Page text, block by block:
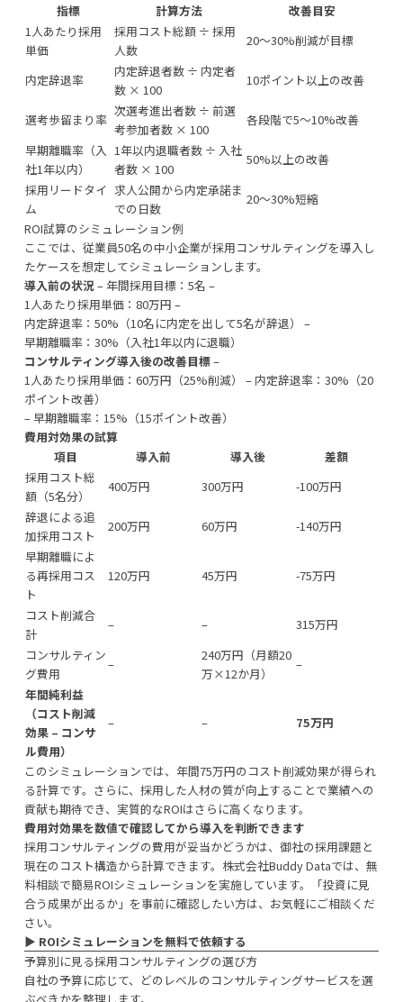
指標
計算方法
改善目安
1人あたり採用
単価
採用コスト総額 ÷ 採用
人数
20〜30%削減が目標
内定辞退率
内定辞退者数 ÷ 内定者
数 × 100
10ポイント以上の改善
選考歩留まり率
次選考進出者数 ÷ 前選
考参加者数 × 100
各段階で5〜10%改善
早期離職率（入
社1年以内）
1年以内退職者数 ÷ 入社
者数 × 100
50%以上の改善
採用リードタイ
ム
求人公開から内定承諾ま
での日数
20〜30%短縮
ROI試算のシミュレーション例
ここでは、従業員50名の中小企業が採用コンサルティングを導入し
たケースを想定してシミュレーションします。
導入前の状況– 年間採用目標：5名 –
1人あたり採用単価：80万円 –
内定辞退率：50%（10名に内定を出して5名が辞退） –
早期離職率：30%（入社1年以内に退職）
コンサルティング導入後の改善目標–
1人あたり採用単価：60万円（25%削減） – 内定辞退率：30%（20
ポイント改善）
– 早期離職率：15%（15ポイント改善）
費用対効果の試算
項目
導入前 導入後
差額
採用コスト総
額（5名分）
400万円 300万円
-100万円
辞退による追
加採用コスト
200万円 60万円
-140万円
早期離職によ
る再採用コス
ト
120万円 45万円 -75万円
コスト削減合
計
– –
315万円
コンサルティン
グ費用
–
240万円（月額20
万×12か月）
–
年間純利益
（コスト削減
効果 – コンサ
ル費用）
– – 75万円
このシミュレーションでは、年間75万円のコスト削減効果が得られ
る計算です。さらに、採用した人材の質が向上することで業績への
貢献も期待でき、実質的なROIはさらに高くなります。
費用対効果を数値で確認してから導入を判断できます
採用コンサルティングの費用が妥当かどうかは、御社の採用課題と
現在のコスト構造から計算できます。株式会社Buddy Dataでは、無
料相談で簡易ROIシミュレーションを実施しています。「投資に見
合う成果が出るか」を事前に確認したい方は、お気軽にご相談くだ
さい。
▶︎ ROIシミュレーションを無料で依頼する
予算別に見る採用コンサルティングの選び方
自社の予算に応じて、どのレベルのコンサルティングサービスを選
ぶべきかを整理します。